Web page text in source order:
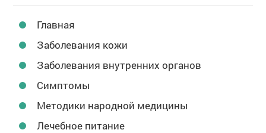
Главная
Заболевания кожи
Заболевания внутренних органов
Симптомы
Методики народной медицины
Лечебное питание